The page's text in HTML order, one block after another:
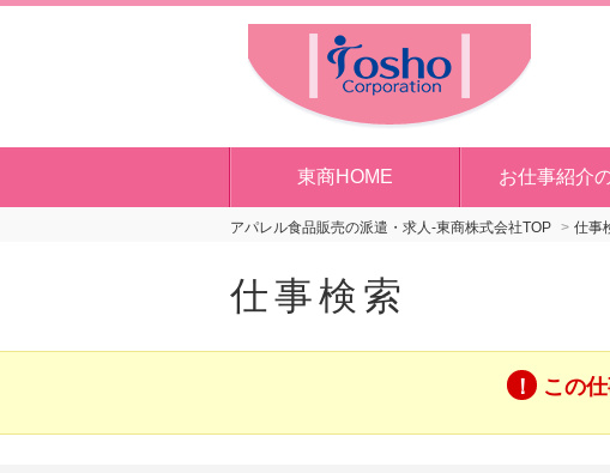
東商HOME お仕事紹介
アパレル食品販売の派遣・求人-東商株式会社TOP 仕事
仕事検索
この